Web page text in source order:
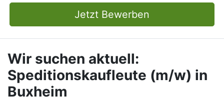
Jetzt Bewerben
Wir suchen aktuell:
Speditionskaufleute (m/w) in
Buxheim